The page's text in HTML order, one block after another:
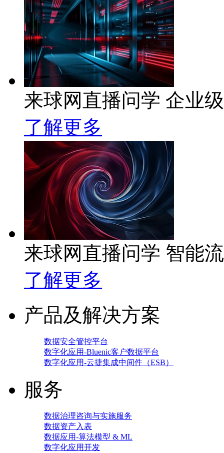
来球网直播问学 企业
了解更多
来球网直播问学 智能
了解更多
产品及解决方案
数据安全管控平台
数字化应用-Bluenic客户数据平台
数字化应用-云捷集成中间件（ESB）
服务
数据治理咨询与实施服务
数据资产入表
数据应用-算法模型 & ML
数字化应用开发